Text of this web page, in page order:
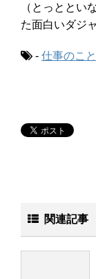
（とっととい
た面白いダジ
- 仕事のこと
関連記事